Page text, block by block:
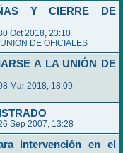
Y CIERRE DE
Oct 2018, 23:10
DE OFICIALES
A LA UNIÓN DE
Mar 2018, 18:09
Sep 2007, 13:28
intervención en el